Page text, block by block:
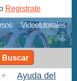
Videotutoriales
Registrate
Buscar
+
Ayuda del